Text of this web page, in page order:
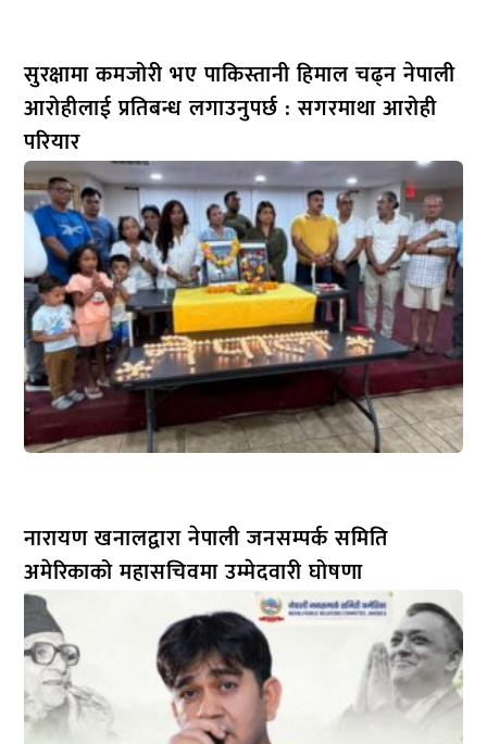
सुरक्षामा कमजोरी भए पाकिस्तानी हिमाल चढ्न नेपाली
आरोहीलाई प्रतिबन्ध लगाउनुपर्छ : सगरमाथा आरोही
परियार
नारायण खनालद्वारा नेपाली जनसम्पर्क समिति
अमेरिकाको महासचिवमा उम्मेदवारी घोषणा